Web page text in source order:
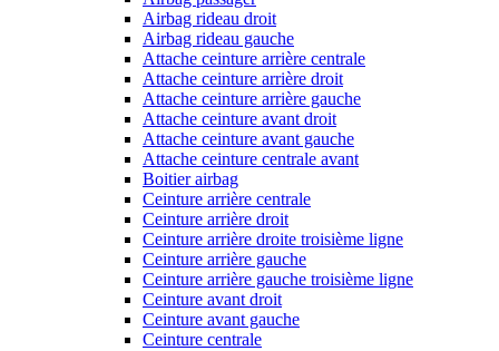
Airbag rideau droit
Airbag rideau gauche
Attache ceinture arrière centrale
Attache ceinture arrière droit
Attache ceinture arrière gauche
Attache ceinture avant droit
Attache ceinture avant gauche
Attache ceinture centrale avant
Boitier airbag
Ceinture arrière centrale
Ceinture arrière droit
Ceinture arrière droite troisième ligne
Ceinture arrière gauche
Ceinture arrière gauche troisième ligne
Ceinture avant droit
Ceinture avant gauche
Ceinture centrale